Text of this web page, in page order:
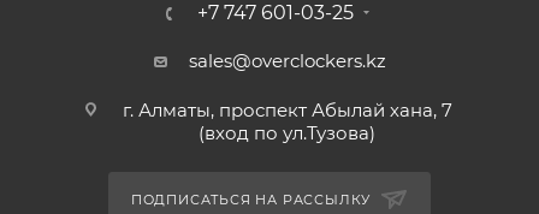
+7 747 601-03-25
sales@overclockers.kz
г. Алматы, проспект Абылай хана, 7
(вход по ул.Тузова)
ПОДПИСАТЬСЯ НА РАССЫЛКУ